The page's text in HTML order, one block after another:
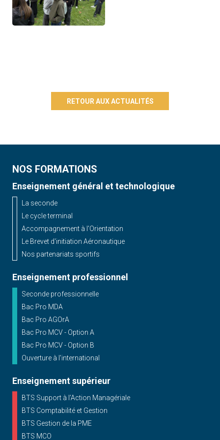
RETOUR AUX ACTUALITÉS
NOS FORMATIONS
Enseignement général et technologique
La seconde
Le cycle terminal
Accompagnement à l'Orientation
Le Brevet d'initiation Aéronautique
Nos partenariats sportifs
Enseignement professionnel
Seconde professionnelle
Bac Pro MDA
Bac Pro AGOrA
Bac Pro MCV - Option A
Bac Pro MCV - Option B
Ouverture à l'international
Enseignement supérieur
BTS Support à l’Action Managériale
BTS Comptabilité et Gestion
BTS Gestion de la PME
BTS MCO